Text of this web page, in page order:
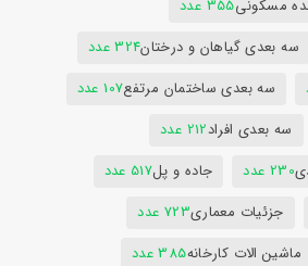
مسکونی355 عدد
سه بعدی گیاهان و درختان324 عدد
سه بعدی ساختمان مرتفع107 عدد
سه بعدی افراد212 عدد
230 عدد جاده و پل517 عدد
جزئیات معماری723 عدد
ماشین الات کارخانه385 عدد